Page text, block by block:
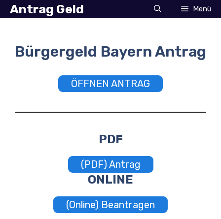
Zum
InhaltAntrag Geld Menü
Bürgergeld Bayern Antrag
ÖFFNEN ANTRAG
PDF
(PDF) Antrag
ONLINE
(Online) Beantragen